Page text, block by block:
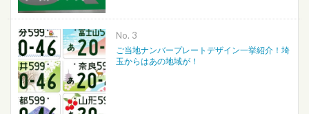
No.
ご当地ナンバープレートデザイン一挙紹介！埼
玉からはあの地域が！